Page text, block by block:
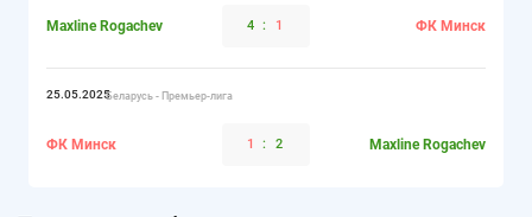
Maxline Rogachev 4 : 1 ФК Минск
25.05.2025Беларусь - Премьер-лига
ФК Минск 1 : 2 Maxline Rogachev